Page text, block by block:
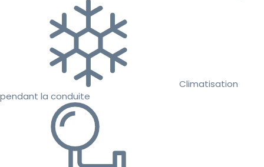
Climatisation
pendant la conduite